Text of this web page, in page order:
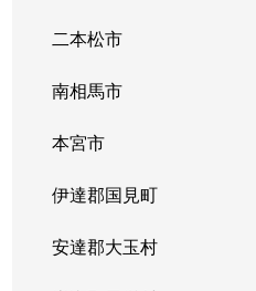
二本松市
南相馬市
本宮市
伊達郡国見町
安達郡大玉村